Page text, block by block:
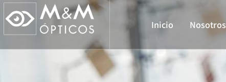
Inicio Nosotros